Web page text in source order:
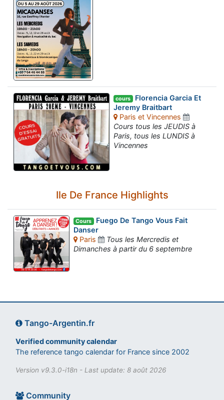
cours Florencia Garcia Et
Jeremy Braitbart
Paris et Vincennes
Cours tous les JEUDIS à
Paris, tous les LUNDIS à
Vincennes
Ile De France Highlights
Cours Fuego De Tango Vous Fait
Danser
Paris
Tous les Mercredis et
Dimanches à partir du 6 septembre
Tango-Argentin.fr
Verified community calendar
The reference tango calendar for France since 2002
Version v9.3.0-i18n - Last update: 8 août 2026
Community